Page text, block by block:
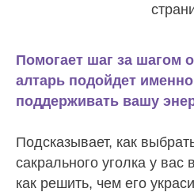
Помогает шаг за шагом
алтарь подойдет
поддерживать вашу
Подсказывает, как
сакрального уголка у
как решить, чем его